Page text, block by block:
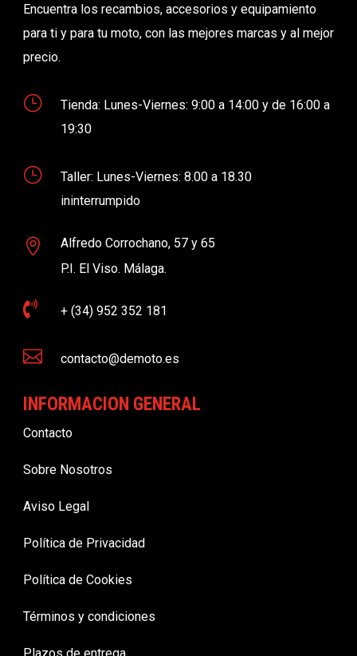
Encuentra los recambios, accesorios y equipamiento
para ti y para tu moto, con las mejores marcas y al mejor
precio.
}
Tienda: Lunes-Viernes: 9:00 a 14:00 y de 16:00 a
19:30
}
Taller: Lunes-Viernes: 8.00 a 18.30
ininterrumpido

Alfredo Corrochano, 57 y 65
P.I. El Viso. Málaga.
 + (34) 952 352 181
 contacto@demoto.es
INFORMACION GENERAL
Contacto
Sobre Nosotros
Aviso Legal
Política de Privacidad
Política de Cookies
Términos y condiciones
Plazos de entrega